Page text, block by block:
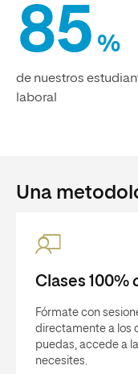
85 %
de nuestros
laboral
Una
Clases 100%
Fórmate con
directamente a los
puedas, accede a
necesites.